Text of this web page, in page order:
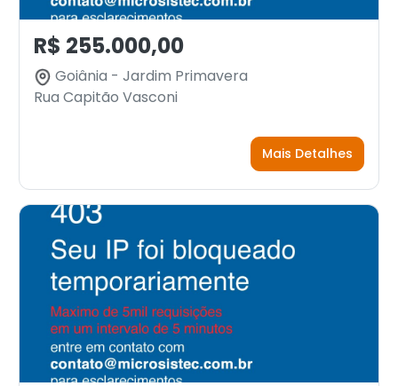
R$ 255.000,00
Goiânia - Jardim Primavera
Rua Capitão Vasconi
Mais Detalhes